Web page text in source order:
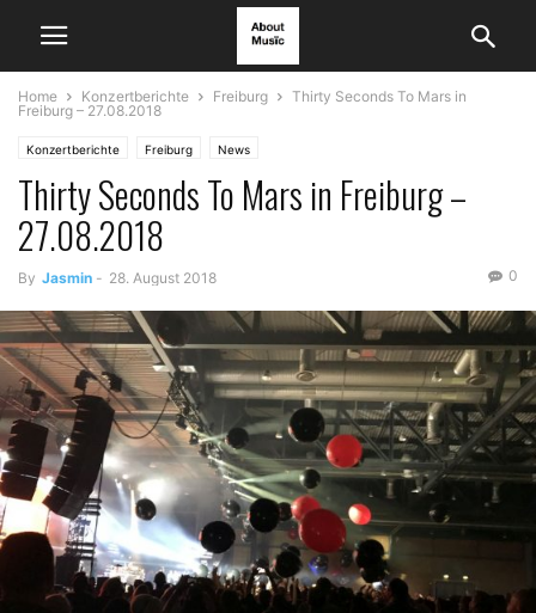
Home Konzertberichte Freiburg
Thirty Seconds To Mars in
Freiburg – 27.08.2018
Konzertberichte Freiburg News
Thirty Seconds To Mars in Freiburg –
27.08.2018
By Jasmin - 28. August 2018 0